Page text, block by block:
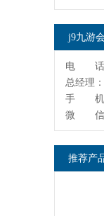
j9九游
电 话
总经理
手 机
微 信
推荐产